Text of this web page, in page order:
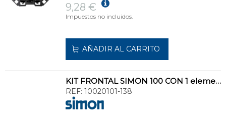
9,28 €
Impuestos no incluidos.
AÑADIR AL CARRITO
KIT FRONTAL SIMON 100 CON 1 elemento+1 TECLA NEGRO BRILLANTE
REF: 10020101-138